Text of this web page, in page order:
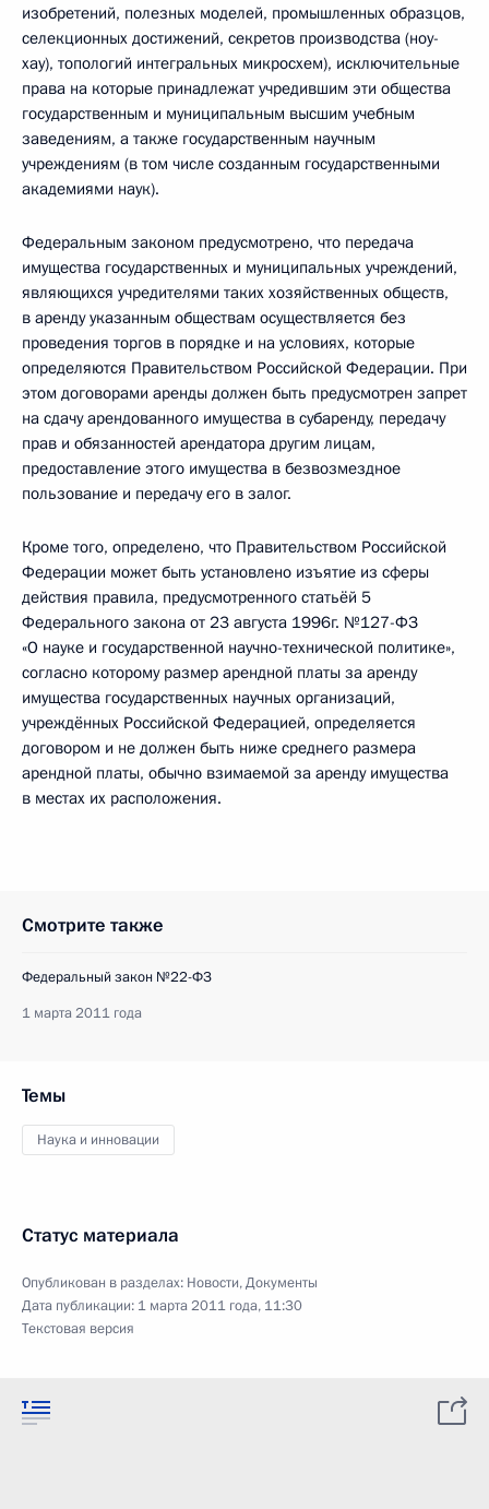
изобретений, полезных моделей, промышленных образцов,
селекционных достижений, секретов производства (ноу-
хау), топологий интегральных микросхем), исключительные
права на которые принадлежат учредившим эти общества
государственным и муниципальным высшим учебным
заведениям, а также государственным научным
учреждениям (в том числе созданным государственными
академиями наук).
Федеральным законом предусмотрено, что передача
имущества государственных и муниципальных учреждений,
являющихся учредителями таких хозяйственных обществ,
в аренду указанным обществам осуществляется без
проведения торгов в порядке и на условиях, которые
определяются Правительством Российской Федерации. При
этом договорами аренды должен быть предусмотрен запрет
на сдачу арендованного имущества в субаренду, передачу
прав и обязанностей арендатора другим лицам,
предоставление этого имущества в безвозмездное
пользование и передачу его в залог.
Кроме того, определено, что Правительством Российской
Федерации может быть установлено изъятие из сферы
действия правила, предусмотренного статьёй 5
Федерального закона от 23 августа 1996г. №127-ФЗ
«О науке и государственной научно-технической политике»,
согласно которому размер арендной платы за аренду
имущества государственных научных организаций,
учреждённых Российской Федерацией, определяется
договором и не должен быть ниже среднего размера
арендной платы, обычно взимаемой за аренду имущества
в местах их расположения.
Смотрите также
Федеральный закон №22-ФЗ
1 марта 2011 года
Темы
Наука и инновации
Статус материала
Опубликован в разделах: Новости,Документы
Дата публикации: 1 марта 2011 года, 11:30
Текстовая версия